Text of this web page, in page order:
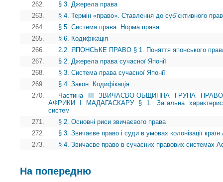
262.
§ 3. Джерела права
263.
§ 4. Термін «право». Ставлення до суб`єктивного
264.
§ 5. Система права. Норма права
265.
§ 6. Кодифікація
266.
2.2. ЯПОНСЬКЕ ПРАВО § 1. Поняття японського права
267.
§ 2. Джерела права сучасної Японії
268.
§ 3. Система права сучасної Японії
269.
§ 4. Закон. Кодифікація
270.
Частина III ЗВИЧАЄВО-ОБЩИННА ГРУПА
АФРИКИ І МАДАГАСКАРУ § 1. Загальна
систем
271.
§ 2. Основні риси звичаєвого права
272.
§ 3. Звичаєве право і суди в умовах колонізації
273.
§ 4. Звичаєве право в сучасних правових системах
На попередню